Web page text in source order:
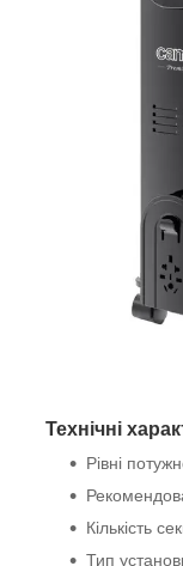
Технічні
Рівні
Кількість
Тип